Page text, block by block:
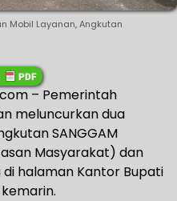
Mobil Layanan, Angkutan
– Pemerintah
meluncurkan dua
SANGGAM
Masyarakat) dan
halaman Kantor Bupati